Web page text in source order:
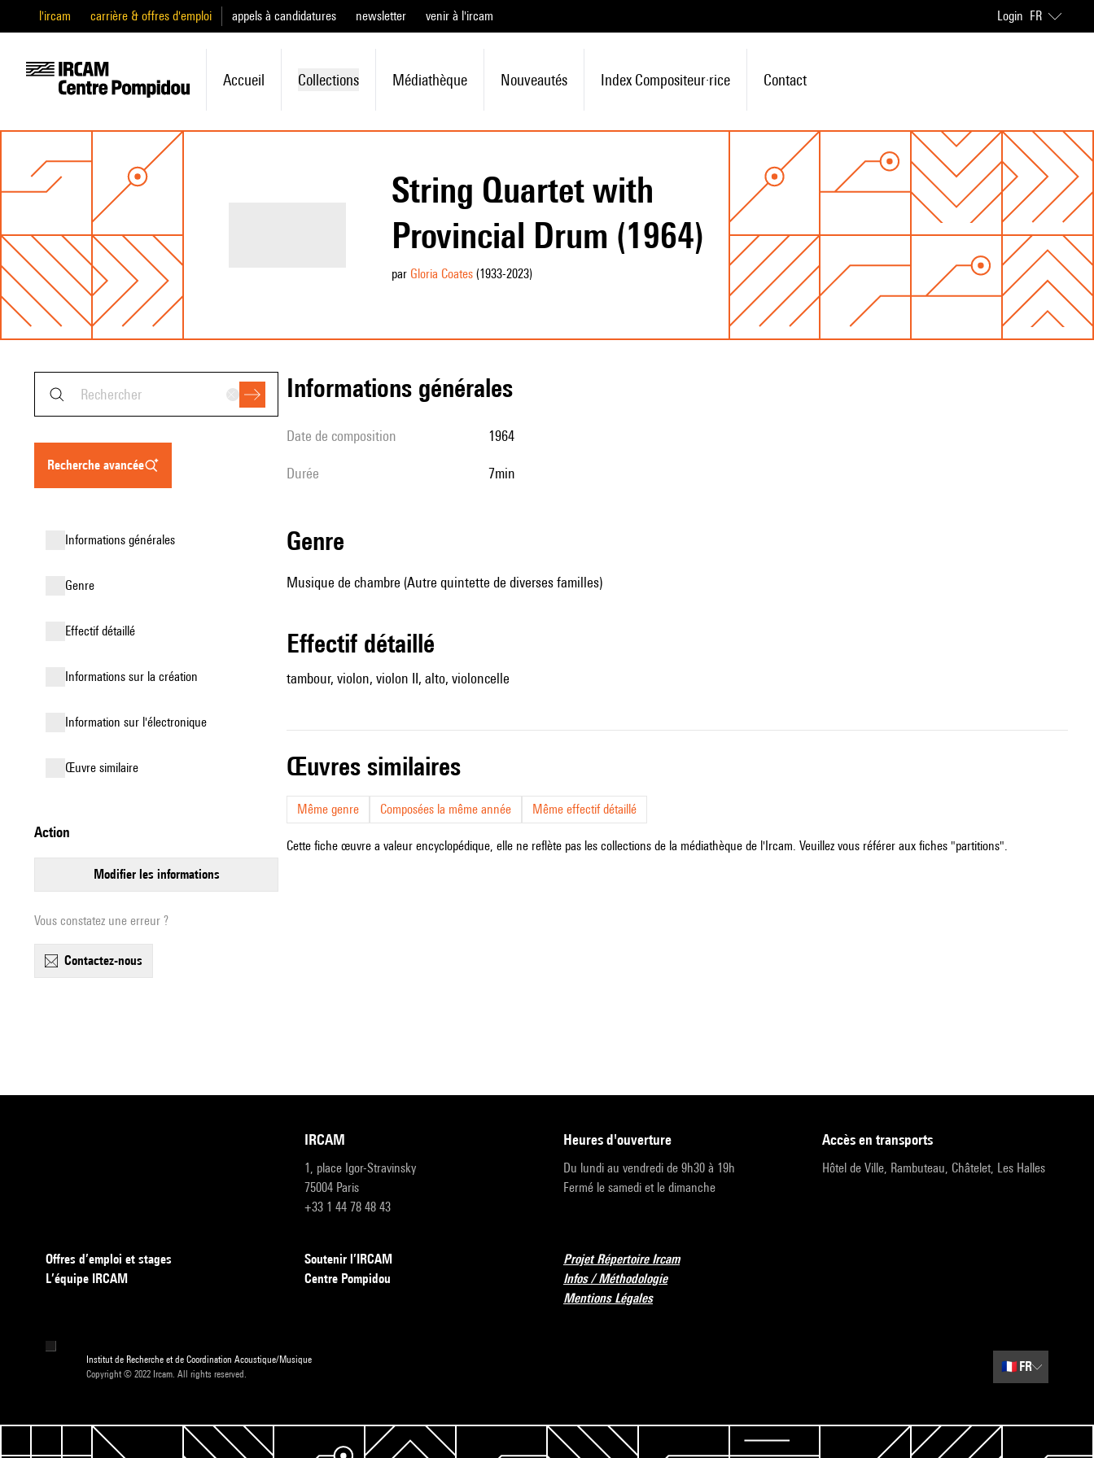
l'ircam carrière & offres d'emploi appels à candidatures newsletter venir à l'ircam Login FR
Accueil Collections Médiathèque Nouveautés Index Compositeur·rice Contact
String Quartet with
Provincial Drum (1964)
par Gloria Coates(1933-2023)
recherche avancée
informations générales
genre
effectif détaillé
informations sur la création
Information sur l'électronique
œuvre similaire
action
modifier les informations
Vous constatez une erreur ?
contactez-nous
informations générales
date de composition 1964
durée 7min
genre
Musique de chambre (Autre quintette de diverses familles)
effectif détaillé
tambour, violon, violon II, alto, violoncelle
œuvres similaires
Même genre Composées la même année Même effectif détaillé
Cette fiche œuvre a valeur encyclopédique, elle ne reflète pas les collections de la médiathèque de l'Ircam. Veuillez vous référer aux fiches "partitions".
IRCAM
1, place Igor-Stravinsky
75004 Paris
+33 1 44 78 48 43
heures d'ouverture
Du lundi au vendredi de 9h30 à 19h
Fermé le samedi et le dimanche
accès en transports
Hôtel de Ville, Rambuteau, Châtelet, Les Halles
Offres d’emploi et stages
L’équipe IRCAM
Soutenir l’IRCAM
Centre Pompidou
Projet Répertoire Ircam
Infos / Méthodologie
Mentions Légales
Institut de Recherche et de Coordination Acoustique/Musique
Copyright © 2022 Ircam. All rights reserved.
🇫🇷 FR